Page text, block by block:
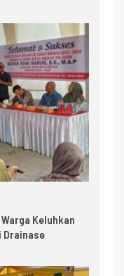
Keluhkan
Drainase